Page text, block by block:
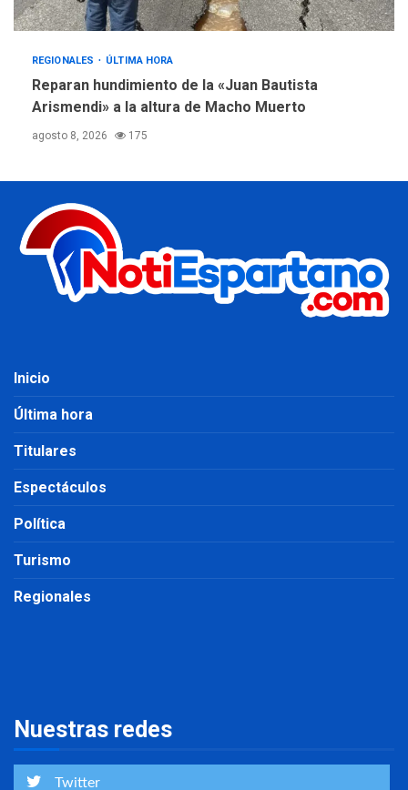
REGIONALES ÚLTIMA HORA
Reparan hundimiento de la «Juan Bautista
Arismendi» a la altura de Macho Muerto
agosto 8, 2026 175
Inicio
Última hora
Titulares
Espectáculos
Política
Turismo
Regionales
Nuestras redes
Twitter